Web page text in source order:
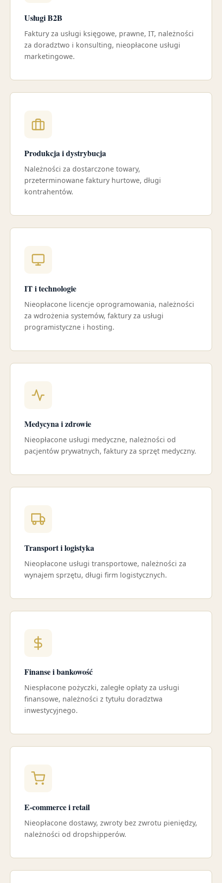
Usługi B2B
Faktury za usługi księgowe, prawne, IT, należności
za doradztwo i konsulting, nieopłacone usługi
marketingowe.
Produkcja i dystrybucja
Należności za dostarczone towary,
przeterminowane faktury hurtowe, długi
kontrahentów.
IT i technologie
Nieopłacone licencje oprogramowania, należności
za wdrożenia systemów, faktury za usługi
programistyczne i hosting.
Medycyna i zdrowie
Nieopłacone usługi medyczne, należności od
pacjentów prywatnych, faktury za sprzęt medyczny.
Transport i logistyka
Nieopłacone usługi transportowe, należności za
wynajem sprzętu, długi firm logistycznych.
Finanse i bankowość
Niespłacone pożyczki, zaległe opłaty za usługi
finansowe, należności z tytułu doradztwa
inwestycyjnego.
E-commerce i retail
Nieopłacone dostawy, zwroty bez zwrotu pieniędzy,
należności od dropshipperów.